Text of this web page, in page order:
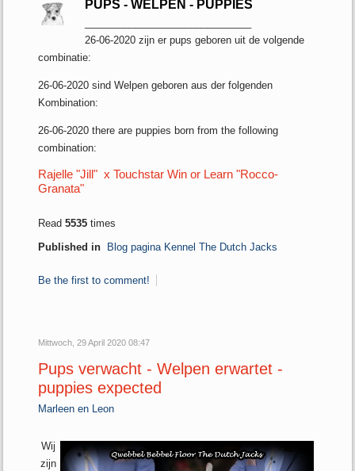
PUPS - WELPEN - PUPPIES
26-06-2020 zijn er pups geboren uit de volgende
combinatie:
26-06-2020 sind Welpen geboren aus der folgenden
Kombination:
26-06-2020 there are puppies born from the following
combination:
Rajelle "Jill" x Touchstar Win or Learn "Rocco-
Granata"
Read5535 times
Published in
Blog pagina Kennel The Dutch Jacks
Be the first to comment!
Mittwoch, 29 April 2020 08:47
Pups verwacht - Welpen erwartet -
puppies expected
Marleen en Leon
Wij
zijn